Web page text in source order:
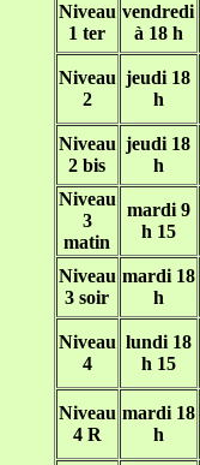
Niveau
1 ter
vendredi
à 18 h
Niveau
2
jeudi 18
h
Niveau
2 bis
jeudi 18
h
Niveau
3
matin
mardi 9
h 15
Niveau
3 soir
mardi 18
h
Niveau
4
lundi 18
h 15
Niveau
4 R
mardi 18
h